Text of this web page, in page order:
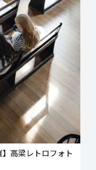
高梁レトロフォト